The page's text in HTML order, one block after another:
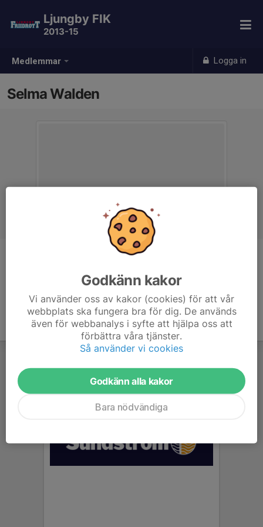
Medlemmar Logga in
Ljungby FIK
2013-15
Selma Walden
Godkänn kakor
Vi använder oss av kakor (cookies) för att vår
webbplats ska fungera bra för dig. De används
även för webbanalys i syfte att hjälpa oss att
förbättra våra tjänster.
Så använder vi cookies
Godkänn alla kakor
Bara nödvändiga